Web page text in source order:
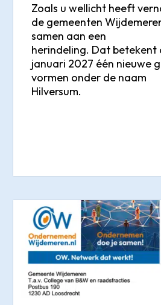
Zoals u wellicht heeft
de gemeenten
samen aan een
herindeling. Dat betekent
januari 2027 één nieuwe
vormen onder de naam
Hilversum.